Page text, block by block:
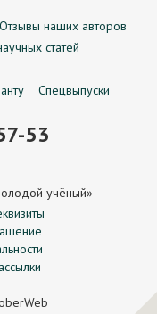
Отзывы наших авторов
статей
Спецвыпуски
53
учёный»